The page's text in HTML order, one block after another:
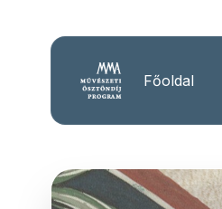
Főoldal